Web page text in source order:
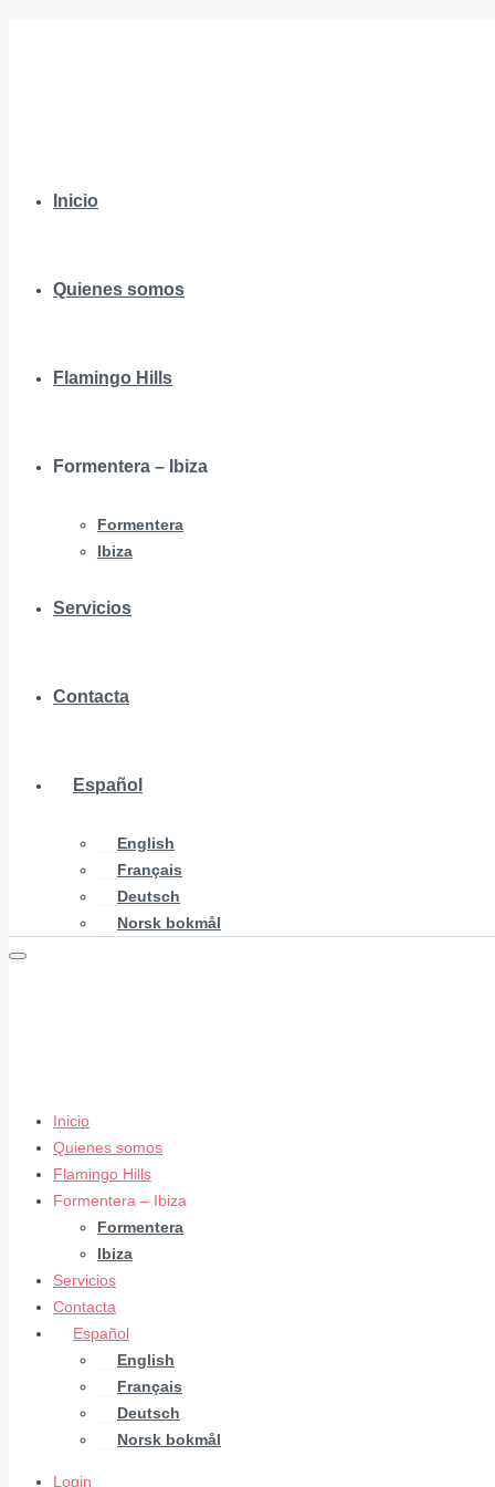
Inicio
Quienes somos
Flamingo Hills
Formentera – Ibiza
Formentera
Ibiza
Servicios
Contacta
Español
English
Français
Deutsch
Norsk bokmål
Inicio
Quienes somos
Flamingo Hills
Formentera – Ibiza
Formentera
Ibiza
Servicios
Contacta
Español
English
Français
Deutsch
Norsk bokmål
Login